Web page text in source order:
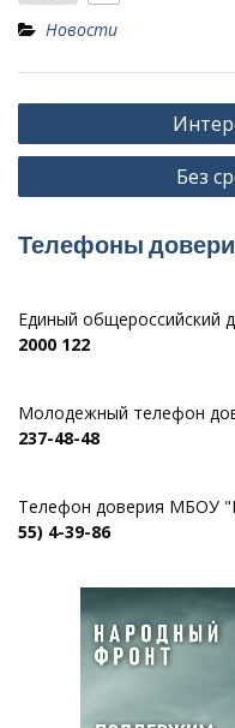
Новости
Навигация
по
Без
Телефоны
Единый общероссийский
2000 122
Молодежный телефон
237-48-48
Телефон доверия МБОУ
55) 4-39-86